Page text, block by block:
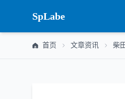
SpLabe
首页 文章资讯 柴